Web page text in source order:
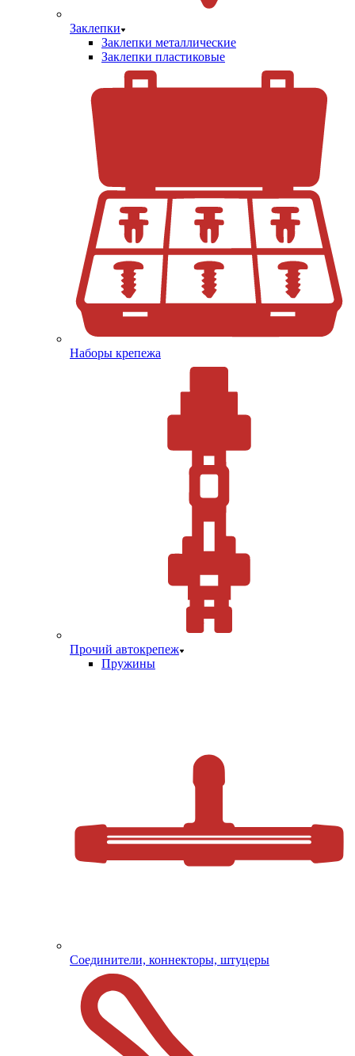
Заклепки
Заклепки металлические
Заклепки пластиковые
Наборы крепежа
Прочий автокрепеж
Пружины
Соединители, коннекторы, штуцеры